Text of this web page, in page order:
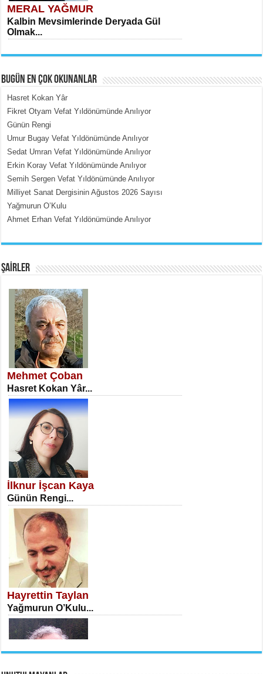
MERAL YAĞMUR
Kalbin Mevsimlerinde Deryada Gül
Olmak...
MEHMET ÇOBAN
İçerdeki Put Dışardaki Maskeler...
SATILMIŞ ÜMİT ÇETİNKAYA
Erkenlik...
NECLA DİLEK ARSLAN
Öğretmenler Günü Mahkemesi...
İSA KARATEPE
Ekranlar Arasında Kaybolan İnsan...
BUGÜN EN ÇOK OKUNANLAR
Hasret Kokan Yâr
Fikret Otyam Vefat Yıldönümünde Anılıyor
Günün Rengi
Umur Bugay Vefat Yıldönümünde Anılıyor
Sedat Umran Vefat Yıldönümünde Anılıyor
Erkin Koray Vefat Yıldönümünde Anılıyor
Semih Sergen Vefat Yıldönümünde Anılıyor
Milliyet Sanat Dergisinin Ağustos 2026 Sayısı
Yağmurun O’Kulu
Ahmet Erhan Vefat Yıldönümünde Anılıyor
ŞAİRLER
Mehmet Çoban
Hasret Kokan Yâr...
İlknur İşcan Kaya
Günün Rengi...
Hayrettin Taylan
Yağmurun O’Kulu...